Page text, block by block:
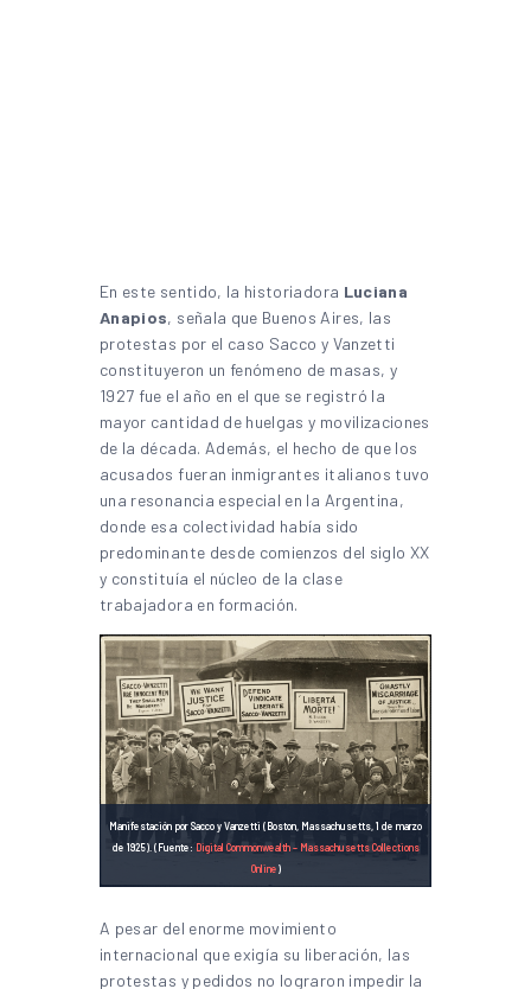
En este sentido, la historiadora Luciana
Anapios, señala que Buenos Aires, las
protestas por el caso Sacco y Vanzetti
constituyeron un fenómeno de masas, y
1927 fue el año en el que se registró la
mayor cantidad de huelgas y movilizaciones
de la década. Además, el hecho de que los
acusados fueran inmigrantes italianos tuvo
una resonancia especial en la Argentina,
donde esa colectividad había sido
predominante desde comienzos del siglo XX
y constituía el núcleo de la clase
trabajadora en formación.
Manifestación por Sacco y Vanzetti (Boston, Massachusetts, 1 de marzo
de 1925). (Fuente: Digital Commonwealth – Massachusetts Collections
Online )
A pesar del enorme movimiento
internacional que exigía su liberación, las
protestas y pedidos no lograron impedir la